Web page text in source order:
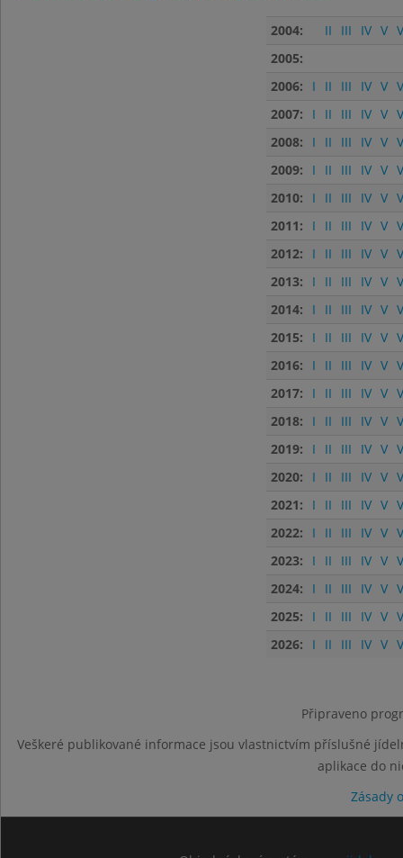
2004: II III IV V
2005:
2006:
I II III IV V
2007:
I II III IV V
2008:
I II III IV V
2009:
I II III IV V
2010:
I II III IV V
2011:
I II III IV V
2012:
I II III IV V
2013:
I II III IV V
2014:
I II III IV V
2015:
I II III IV V
2016:
I II III IV V
2017:
I II III IV V
2018:
I II III IV V
2019:
I II III IV V
2020:
I II III IV V
2021:
I II III IV V
2022:
I II III IV V
2023:
I II III IV V
2024:
I II III IV V
2025:
I II III IV V
2026:
I II III IV V
Připraveno
Veškeré publikované informace jsou vlastnictvím příslušné
aplikace do
Zásady